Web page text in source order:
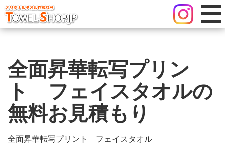
全面昇華転写プリン
ト フェイスタオルの
無料お見積もり
全面昇華転写プリント フェイスタオル